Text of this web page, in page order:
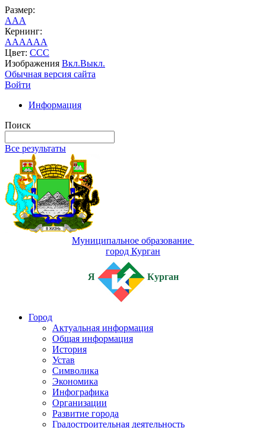
Размер:
AAA
Кернинг:
AAAAAA
Цвет: CCC
Изображения Вкл.Выкл.
Обычная версия сайта
Войти
Информация
Поиск
Все результаты
Муниципальное образование
город Курган
Я Курган
Город
Актуальная информация
Общая информация
История
Устав
Символика
Экономика
Инфографика
Организации
Развитие города
Градостроительная деятельность